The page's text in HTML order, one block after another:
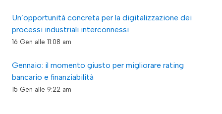
Un’opportunità concreta per la digitalizzazione dei
processi industriali interconnessi
16 Gen alle 11:08 am
Gennaio: il momento giusto per migliorare rating
bancario e finanziabilità
15 Gen alle 9:22 am